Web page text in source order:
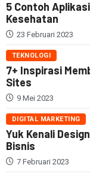
5 Contoh
Kesehatan
23 Februari 2023
TEKNOLOGI
7+ Inspirasi
Sites
9 Mei 2023
DIGITAL MARKETING
Yuk Kenali
Bisnis
7 Februari 2023